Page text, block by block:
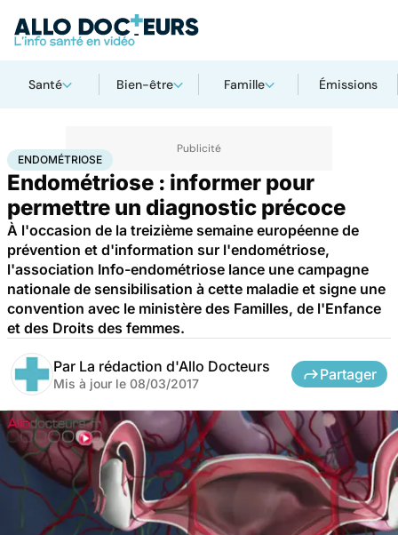
Santé Bien-être Famille Émissions
AccueilSantéMaladies Endométriose
ENDOMÉTRIOSE
Endométriose : informer pour
permettre un diagnostic précoce
À l'occasion de la treizième semaine européenne de
prévention et d'information sur l'endométriose,
l'association Info-endométriose lance une campagne
nationale de sensibilisation à cette maladie et signe une
convention avec le ministère des Familles, de l'Enfance
et des Droits des femmes.
Par La rédaction d'Allo Docteurs
Mis à jour le 08/03/2017
Partager